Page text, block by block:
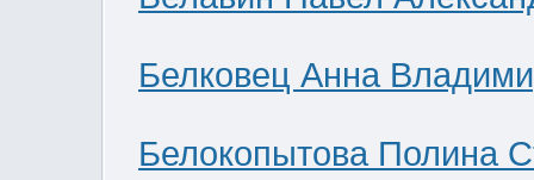
Белковец Анна
Белокопытова Полина